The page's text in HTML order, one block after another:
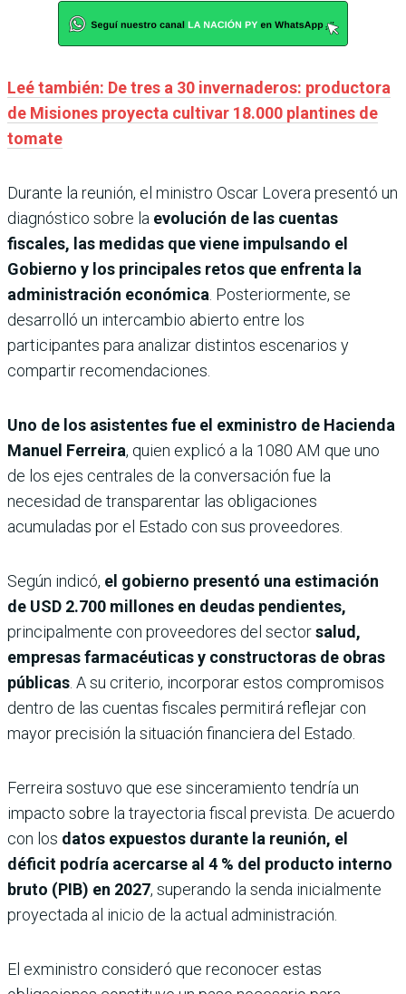
Leé también: De tres a 30 invernaderos: productora
de Misiones proyecta cultivar 18.000 plantines de
tomate
Durante la reunión, el ministro Oscar Lovera presentó un
diagnóstico sobre la evolución de las cuentas
fiscales, las medidas que viene impulsando el
Gobierno y los principales retos que enfrenta la
administración económica . Posteriormente, se
desarrolló un intercambio abierto entre los
participantes para analizar distintos escenarios y
compartir recomendaciones.
Uno de los asistentes fue el exministro de Hacienda
Manuel Ferreira, quien explicó a la 1080 AM que uno
de los ejes centrales de la conversación fue la
necesidad de transparentar las obligaciones
acumuladas por el Estado con sus proveedores.
Según indicó, el gobierno presentó una estimación
de USD 2.700 millones en deudas pendientes,
principalmente con proveedores del sectorsalud,
empresas farmacéuticas y constructoras de obras
públicas . A su criterio, incorporar estos compromisos
dentro de las cuentas fiscales permitirá reflejar con
mayor precisión la situación financiera del Estado.
Ferreira sostuvo que ese sinceramiento tendría un
impacto sobre la trayectoria fiscal prevista. De acuerdo
con los datos expuestos durante la reunión, el
déficit podría acercarse al 4 % del producto interno
bruto (PIB) en 2027, superando la senda inicialmente
proyectada al inicio de la actual administración.
El exministro consideró que reconocer estas